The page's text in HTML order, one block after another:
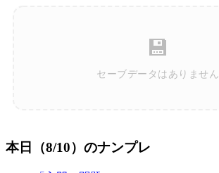
💾
セーブデータはありません
本日（8/10）のナンプレ